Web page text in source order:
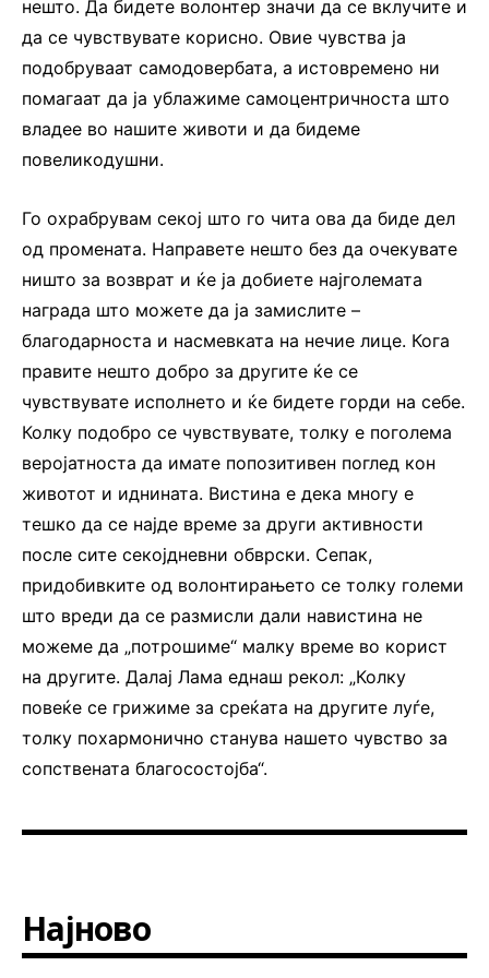
нешто. Да бидете волонтер значи да се вклучите и
да се чувствувате корисно. Овие чувства ја
подобруваат самодовербата, а истовремено ни
помагаат да ја ублажиме самоцентричноста што
владее во нашите животи и да бидеме
повеликодушни.
Го охрабрувам секој што го чита ова да биде дел
од промената. Направете нешто без да очекувате
ништо за возврат и ќе ја добиете најголемата
награда што можете да ја замислите –
благодарноста и насмевката на нечие лице. Кога
правите нешто добро за другите ќе се
чувствувате исполнето и ќе бидете горди на себе.
Колку подобро се чувствувате, толку е поголема
веројатноста да имате попозитивен поглед кон
животот и иднината. Вистина е дека многу е
тешко да се најде време за други активности
после сите секојдневни обврски. Сепак,
придобивките од волонтирањето се толку големи
што вреди да се размисли дали навистина не
можеме да „потрошиме“ малку време во корист
на другите. Далај Лама еднаш рекол: „Колку
повеќе се грижиме за среќата на другите луѓе,
толку похармонично станува нашето чувство за
сопствената благосостојба“.
Најново